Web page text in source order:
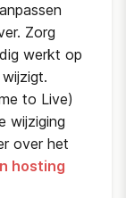
Zorg
werkt op
to Live)
wijziging
over het
hosting